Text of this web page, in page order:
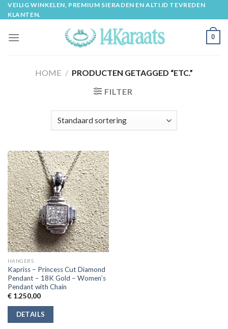
Skip
to
VEILIG WINKELEN, PREMIUM SIERADEN EN ALTIJD TEVREDEN
KLANTEN.
0
HOME / PRODUCTEN GETAGGED “ETC.”
FILTER
HANGERS
Kapriss – Princess Cut Diamond
Pendant – 18K Gold – Women’s
Pendant with Chain
€1.250,00
DETAILS